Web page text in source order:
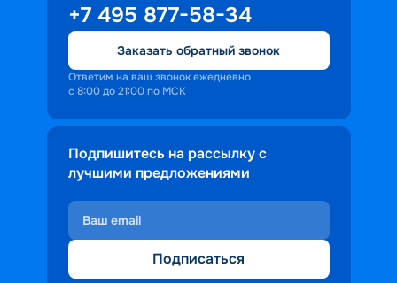
+7 495 877-58-34
Заказать обратный звонок
Ответим на ваш звонок ежедневно
с 8:00 до 21:00 по МСК
Подпишитесь на рассылку с
лучшими предложениями
Подписаться